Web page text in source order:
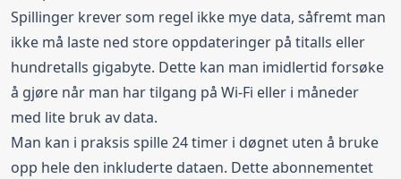
Spillinger krever som regel ikke mye data, såfremt man
ikke må laste ned store oppdateringer på titalls eller
hundretalls gigabyte. Dette kan man imidlertid forsøke
å gjøre når man har tilgang på Wi-Fi eller i måneder
med lite bruk av data.
Man kan i praksis spille 24 timer i døgnet uten å bruke
opp hele den inkluderte dataen. Dette abonnementet